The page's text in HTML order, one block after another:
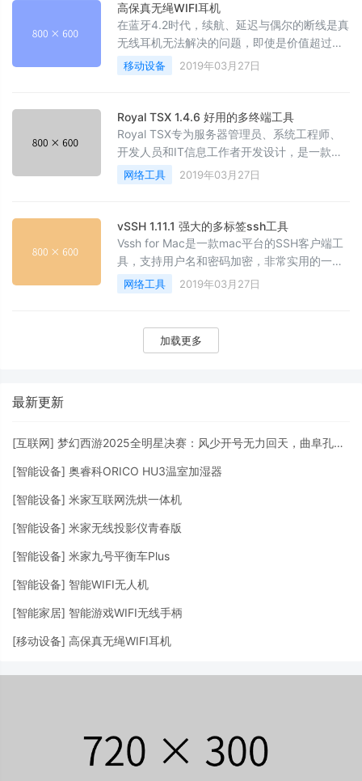
高保真无绳WIFI耳机
在蓝牙4.2时代，续航、延迟与偶尔的断线是真
无线耳机无法解决的问题，即使是价值超过千
元的大品牌，比如苹果的airpod、索尼WF-
1000X降噪豆、BOSESoundsportFree也无法
移动设备 2019年03月27日
Royal TSX 1.4.6 好用的多终端工具
Royal TSX专为服务器管理员、系统工程师、
开发人员和IT信息工作者开发设计，是一款访
问远程系统使用不同协议的完美工具。
网络工具 2019年03月27日
vSSH 1.11.1 强大的多标签ssh工具
Vssh for Mac是一款mac平台的SSH客户端工
具，支持用户名和密码加密，非常实用的一款
SSH客户端工具。
网络工具 2019年03月27日
加载更多
最新更新
[互联网] 梦幻西游2025全明星决赛：风少开号无力回天，曲阜孔庙赢两局捧冠
[智能设备] 奥睿科ORICO HU3温室加湿器
[智能设备] 米家互联网洗烘一体机
[智能设备] 米家无线投影仪青春版
[智能设备] 米家九号平衡车Plus
[智能设备] 智能WIFI无人机
[智能家居] 智能游戏WIFI无线手柄
[移动设备] 高保真无绳WIFI耳机